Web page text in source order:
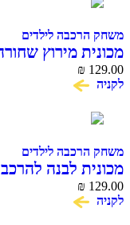
לילדים
COME ₪
לילדים
COME ₪